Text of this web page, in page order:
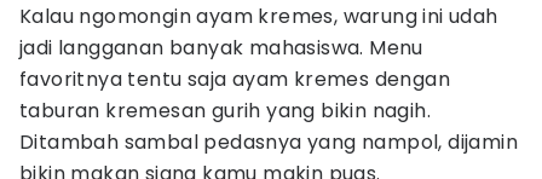
Kalau ngomongin ayam kremes, warung ini udah
jadi langganan banyak mahasiswa. Menu
favoritnya tentu saja ayam kremes dengan
taburan kremesan gurih yang bikin nagih.
Ditambah sambal pedasnya yang nampol, dijamin